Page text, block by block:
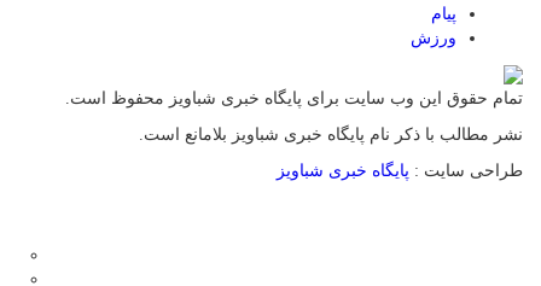
پیام
ورزش
تمام حقوق این وب سایت برای پایگاه خبری شباویز محفوظ است.
نشر مطالب با ذکر نام پایگاه خبری شباویز بلامانع است.
طراحی سایت : پایگاه خبری شباویز